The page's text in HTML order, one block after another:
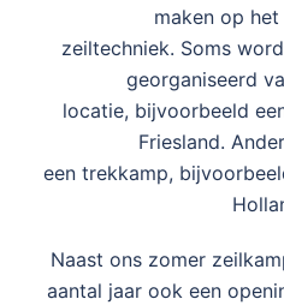
maken op
zeiltechniek. Soms
georganiseerd
locatie, bijvoorbeeld
Friesland.
een trekkamp,
Naast ons zomer
aantal jaar ook een